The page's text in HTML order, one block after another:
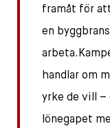
framåt för
en
handlar om
yrke de vill –
lönegapet